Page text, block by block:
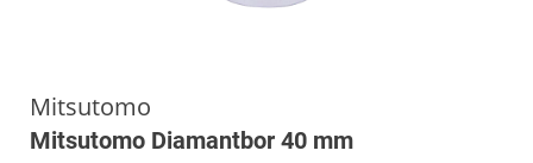
Mitsutomo
Mitsutomo Diamantbor 40 mm